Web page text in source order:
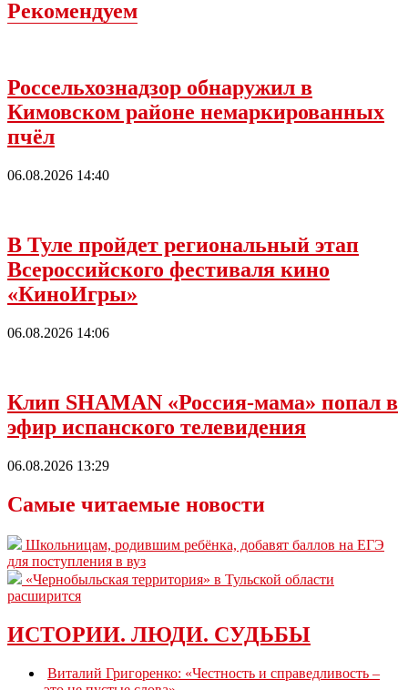
Рекомендуем
Россельхознадзор обнаружил в
Кимовском районе немаркированных
пчёл
06.08.2026 14:40
В Туле пройдет региональный этап
Всероссийского фестиваля кино
«КиноИгры»
06.08.2026 14:06
Клип SHAMAN «Россия-мама» попал в
эфир испанского телевидения
06.08.2026 13:29
Самые читаемые новости
Школьницам, родившим ребёнка, добавят баллов на ЕГЭ
для поступления в вуз
«Чернобыльская территория» в Тульской области
расширится
ИСТОРИИ. ЛЮДИ. СУДЬБЫ
Виталий Григоренко: «Честность и справедливость –